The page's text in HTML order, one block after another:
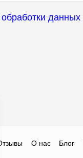
данных
О нас Блог